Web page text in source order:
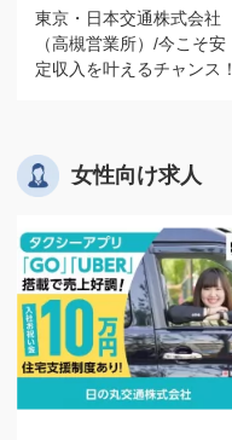
東京・日本交通株式会社
（高槻営業所）/今こそ安
定収入を叶えるチャンス！
女性向け求人